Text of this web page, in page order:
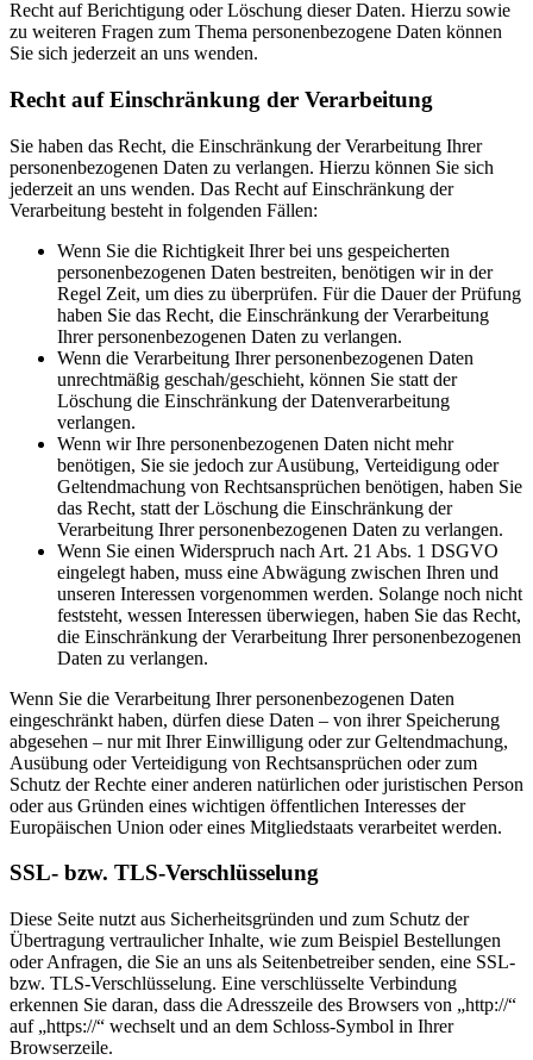
Recht auf Berichtigung oder Löschung dieser Daten. Hierzu sowie
zu weiteren Fragen zum Thema personenbezogene Daten können
Sie sich jederzeit an uns wenden.
Recht auf Einschränkung der Verarbeitung
Sie haben das Recht, die Einschränkung der Verarbeitung Ihrer
personenbezogenen Daten zu verlangen. Hierzu können Sie sich
jederzeit an uns wenden. Das Recht auf Einschränkung der
Verarbeitung besteht in folgenden Fällen:
Wenn Sie die Richtigkeit Ihrer bei uns gespeicherten
personenbezogenen Daten bestreiten, benötigen wir in der
Regel Zeit, um dies zu überprüfen. Für die Dauer der Prüfung
haben Sie das Recht, die Einschränkung der Verarbeitung
Ihrer personenbezogenen Daten zu verlangen.
Wenn die Verarbeitung Ihrer personenbezogenen Daten
unrechtmäßig geschah/geschieht, können Sie statt der
Löschung die Einschränkung der Datenverarbeitung
verlangen.
Wenn wir Ihre personenbezogenen Daten nicht mehr
benötigen, Sie sie jedoch zur Ausübung, Verteidigung oder
Geltendmachung von Rechtsansprüchen benötigen, haben Sie
das Recht, statt der Löschung die Einschränkung der
Verarbeitung Ihrer personenbezogenen Daten zu verlangen.
Wenn Sie einen Widerspruch nach Art. 21 Abs. 1 DSGVO
eingelegt haben, muss eine Abwägung zwischen Ihren und
unseren Interessen vorgenommen werden. Solange noch nicht
feststeht, wessen Interessen überwiegen, haben Sie das Recht,
die Einschränkung der Verarbeitung Ihrer personenbezogenen
Daten zu verlangen.
Wenn Sie die Verarbeitung Ihrer personenbezogenen Daten
eingeschränkt haben, dürfen diese Daten – von ihrer Speicherung
abgesehen – nur mit Ihrer Einwilligung oder zur Geltendmachung,
Ausübung oder Verteidigung von Rechtsansprüchen oder zum
Schutz der Rechte einer anderen natürlichen oder juristischen Person
oder aus Gründen eines wichtigen öffentlichen Interesses der
Europäischen Union oder eines Mitgliedstaats verarbeitet werden.
SSL- bzw. TLS-Verschlüsselung
Diese Seite nutzt aus Sicherheitsgründen und zum Schutz der
Übertragung vertraulicher Inhalte, wie zum Beispiel Bestellungen
oder Anfragen, die Sie an uns als Seitenbetreiber senden, eine SSL-
bzw. TLS-Verschlüsselung. Eine verschlüsselte Verbindung
erkennen Sie daran, dass die Adresszeile des Browsers von „http://“
auf „https://“ wechselt und an dem Schloss-Symbol in Ihrer
Browserzeile.